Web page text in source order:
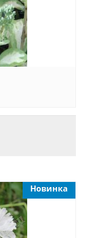
Новинка